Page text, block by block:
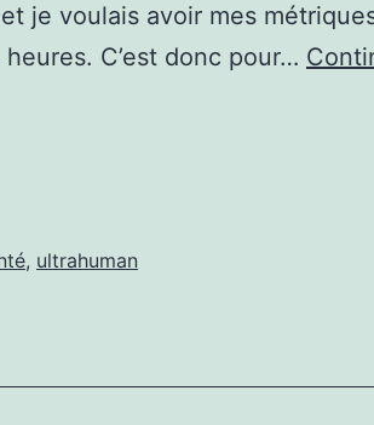
je voulais avoir mes
C’est donc pour…
, ultrahuman